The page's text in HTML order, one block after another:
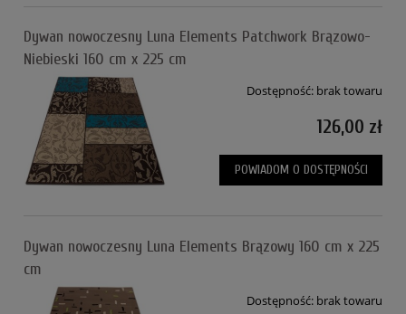
Dywan nowoczesny Luna Elements Patchwork Brązowo-
Niebieski 160 cm x 225 cm
Dostępność: brak towaru
126,00 zł
POWIADOM O DOSTĘPNOŚCI
Dywan nowoczesny Luna Elements Brązowy 160 cm x 225
cm
Dostępność: brak towaru